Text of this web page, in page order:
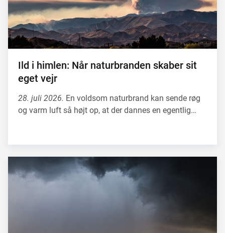
Ild i himlen: Når naturbranden skaber sit
eget vejr
28. juli 2026. En voldsom naturbrand kan sende røg
og varm luft så højt op, at der dannes en egentlig…